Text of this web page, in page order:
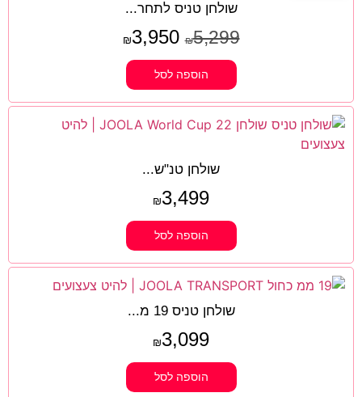
שולחן טניס לתחר...
₪5,299
₪3,950
הוספה לסל
שולחן טנ"ש...
₪3,499
הוספה לסל
שולחן טניס 19 מ...
₪3,099
הוספה לסל